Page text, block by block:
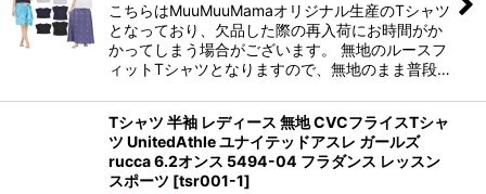
こちらはMuuMuuMamaオリジナル生産のTシャツ
となっており、欠品した際の再入荷にお時間がか
かってしまう場合がございます。 無地のルースフ
ィットTシャツとなりますので、無地のまま普段…
Tシャツ 半袖 レディース 無地 CVCフライスTシャ
ツ UnitedAthle ユナイテッドアスレ ガールズ
rucca 6.2オンス 5494-04 フラダンス レッスン
スポーツ [tsr001-1]